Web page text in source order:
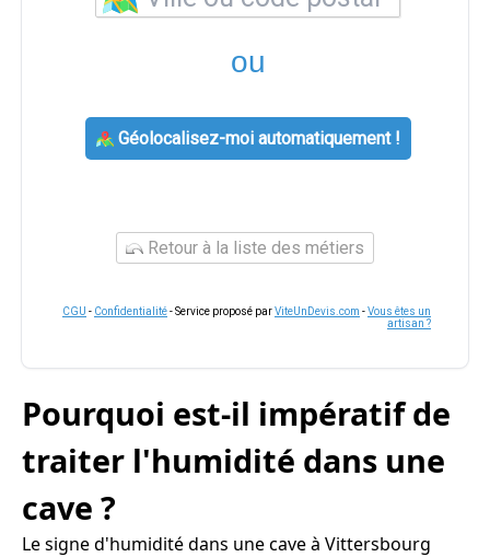
ou
Géolocalisez-moi automatiquement !
Retour à la liste des métiers
CGU - Confidentialité- Service proposé parViteUnDevis.com -Vous êtes un
artisan ?
Pourquoi est-il impératif de
traiter l'humidité dans une
cave ?
Le signe d'humidité dans une cave à Vittersbourg